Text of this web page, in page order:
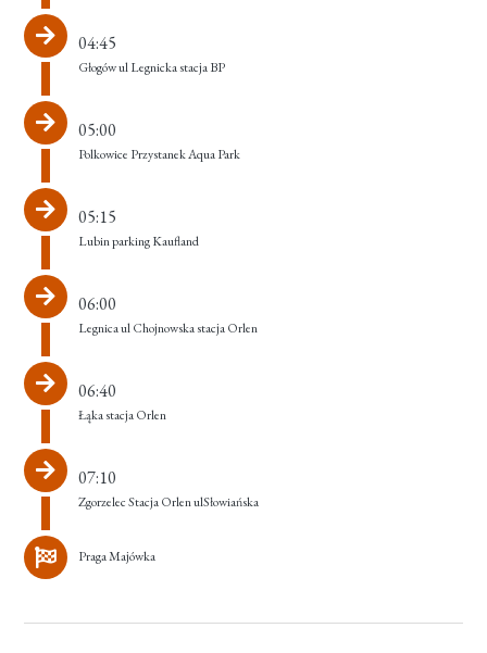
04:45
Głogów ul Legnicka stacja BP
05:00
Polkowice Przystanek Aqua Park
05:15
Lubin parking Kaufland
06:00
Legnica ul Chojnowska stacja Orlen
06:40
Łąka stacja Orlen
07:10
Zgorzelec Stacja Orlen ulSłowiańska
Praga Majówka